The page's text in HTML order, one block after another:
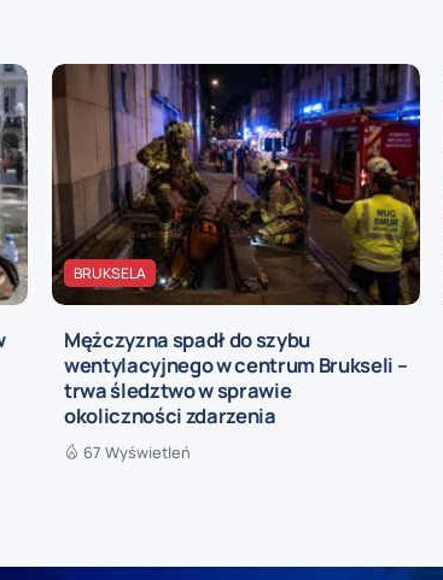
BRUKSELA
Mężczyzna spadł do szybu
wentylacyjnego w centrum Brukseli –
trwa śledztwo w sprawie
okoliczności zdarzenia
67 Wyświetleń